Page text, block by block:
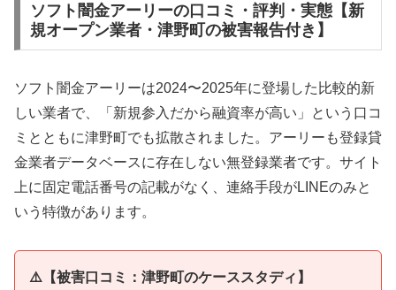
ソフト闇金アーリーの口コミ・評判・実態【新
規オープン業者・津野町の被害報告付き】
ソフト闇金アーリーは2024〜2025年に登場した比較的新
しい業者で、「新規参入だから融資率が高い」という口コ
ミとともに津野町でも拡散されました。アーリーも登録貸
金業者データベースに存在しない無登録業者です。サイト
上に固定電話番号の記載がなく、連絡手段がLINEのみと
いう特徴があります。
⚠️【被害口コミ：津野町のケーススタディ】